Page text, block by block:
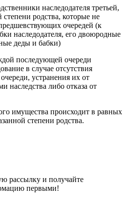
наследодателя третьей,
родства, которые не
очередей (к
наследодателя, его двоюродные
деды и бабки)
последующей очереди
в случае отсутствия
устранения их от
наследства либо отказа от
имущества происходит в равных
степени родства.
рассылку и получайте
первыми!